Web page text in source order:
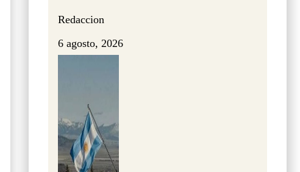
Redaccion
6 agosto, 2026